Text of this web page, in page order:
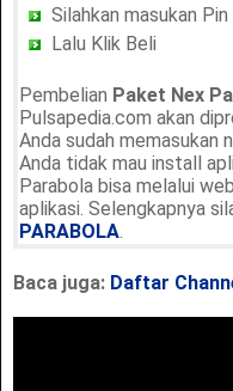
Silahkan masukan
Lalu Klik Beli
Pembelian Paket Nex
Pulsapedia.com akan
Anda sudah memasukan
Anda tidak mau install
Parabola bisa melalui
aplikasi. Selengkapnya
PARABOLA.
Baca juga: Daftar